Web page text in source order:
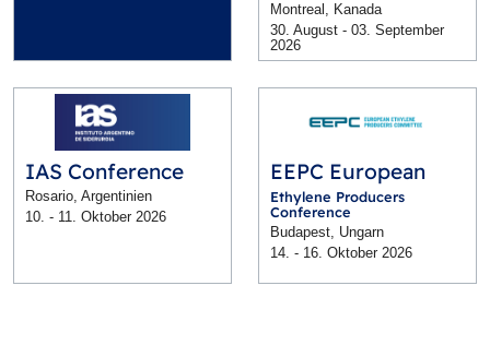
Montreal, Kanada
30. August - 03. September
2026
IAS Conference
Rosario, Argentinien
10. - 11. Oktober 2026
EEPC European
Ethylene Producers
Conference
Budapest, Ungarn
14. - 16. Oktober 2026